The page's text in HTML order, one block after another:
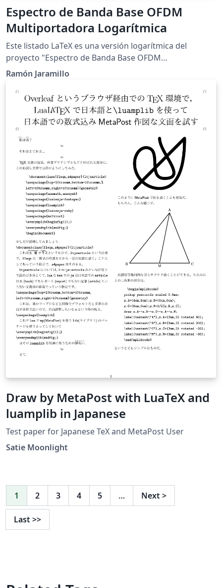
Espectro de Banda Base OFDM
Multiportadora Logarítmica
Este listado LaTeX es una versión logarítmica del
proyecto "Espectro de Banda Base OFDM
Multiportadora" que muestra las notorias diferencias
en el trazado de las curvas del espectro OFDM
correspondiente a 4, 16 y 64 subportadoras, cuando se
aplica una escala lineal logarítmica en base 10. Esta
figura se basa en la mostrada en la página 643 del texto
"Digital Modulation Techniques, Second Edition", de
Fuqin Xiong, de la editorial Artech House, Inc.
Ramón Jaramillo
Draw by MetaPost with LuaTeX and
luamplib in Japanese
Test paper for Japanese TeX and MetaPost User
Satie Moonlight
1 2 3 4 5 … Next >
Last >>